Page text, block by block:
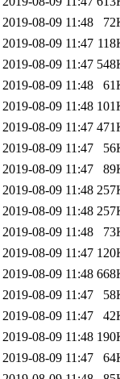
2019-08-09 11:48
2019-08-09 11:47
2019-08-09 11:47
2019-08-09 11:48
2019-08-09 11:48
2019-08-09 11:47
2019-08-09 11:47
2019-08-09 11:47
2019-08-09 11:48
2019-08-09 11:48
2019-08-09 11:48
2019-08-09 11:47
2019-08-09 11:48
2019-08-09 11:47
2019-08-09 11:47
2019-08-09 11:48
2019-08-09 11:47